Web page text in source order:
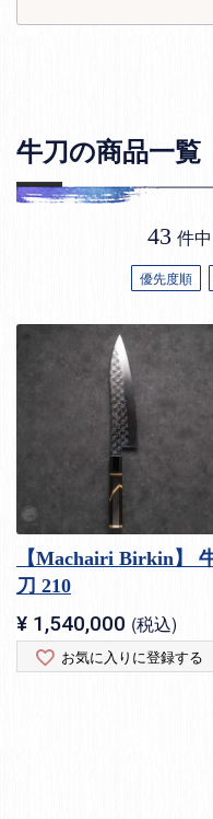
牛刀の商品一覧
優先度順
43 件中
【Machairi Birkin】
刀 210
¥ 1,540,000 税込
お気に入りに登録する